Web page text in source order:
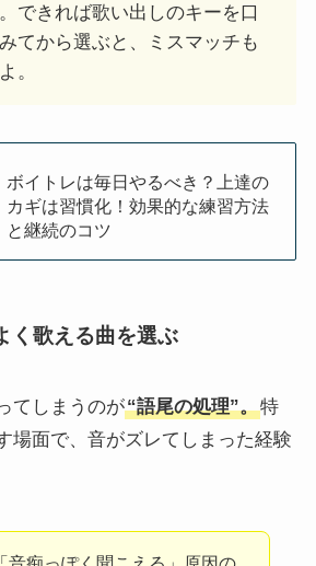
できれば歌い出しのキーを口
てから選ぶと、ミスマッチも
。
ボイトレは毎日やるべき？上達の
カギは習慣化！効果的な練習方法
と継続のコツ
く歌える曲を選ぶ
てしまうのが“語尾の処理”。特
場面で、音がズレてしまった経験